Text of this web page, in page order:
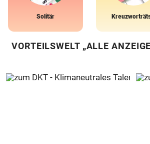
Solitär
VORTEILSWELT „ALLE